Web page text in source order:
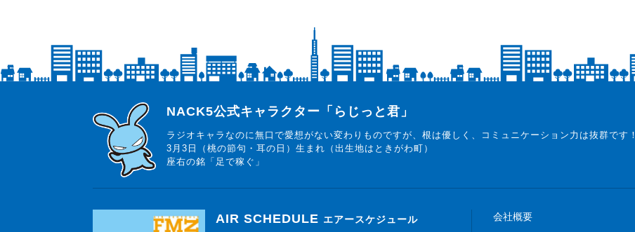
らじっと君
NACK5公式キャラクター「らじっと君」
ラジオキャラなのに無口で愛想がない変わりものですが、根は優しく、コミュニケーション力は抜群です！
3月3日（桃の節句・耳の日）生まれ（出生地はときがわ町）
座右の銘「足で稼ぐ」
AIR SCHEDULE エアースケジュール 会社概要